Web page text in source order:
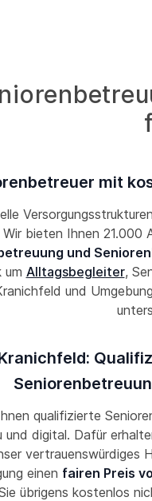
mit
Wir bieten Ihnen
und
um Alltagsbegleiter,
und
qualifizierte
und digital. Dafür
vertrauenswürdiges
einen fairen Preis
übrigens kostenlos